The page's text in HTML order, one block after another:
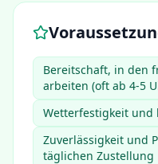
Bereitschaft, in den
arbeiten (oft ab 4-5
Wetterfestigkeit und
Zuverlässigkeit und
täglichen Zustellung